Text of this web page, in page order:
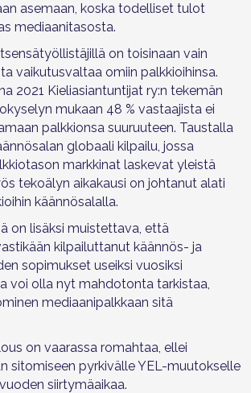
asemaan, koska todelliset tulot
mediaanitasosta.
on toisinaan vain
vaikutusvaltaa omiin palkkioihinsa.
2021 Kieliasiantuntijat ry:n tekemän
mukaan 48 % vastaajista ei
palkkionsa suuruuteen. Taustalla
globaali kilpailu, jossa
markkinat laskevat yleistä
tekoälyn aikakausi on johtanut alati
käännösalalla.
on lisäksi muistettava, että
kilpailuttanut käännös- ja
sopimukset useiksi vuosiksi
voi olla nyt mahdotonta tarkistaa,
mediaanipalkkaan sitä
on vaarassa romahtaa, ellei
sitomiseen pyrkivälle YEL-muutokselle
siirtymäaikaa.